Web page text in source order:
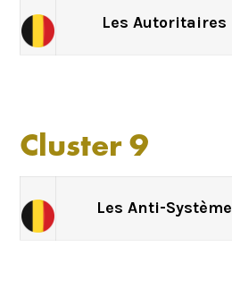
Les Autoritaires
Cluster 9
Les Anti-Système